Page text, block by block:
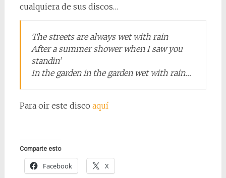
cualquiera de sus discos…
The streets are always wet with rain
After a summer shower when I saw you
standin’
In the garden in the garden wet with rain…
Para oir este disco aquí
Comparte esto
Facebook X